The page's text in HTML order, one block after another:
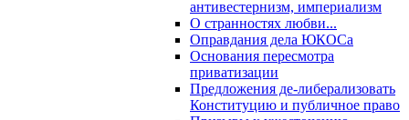
антивестернизм, империализм
О странностях любви...
Оправдания дела ЮКОСа
Основания пересмотра
приватизации
Предложения де-либерализовать
Конституцию и публичное право